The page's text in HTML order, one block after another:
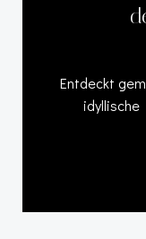
Entdeckt
idyllische